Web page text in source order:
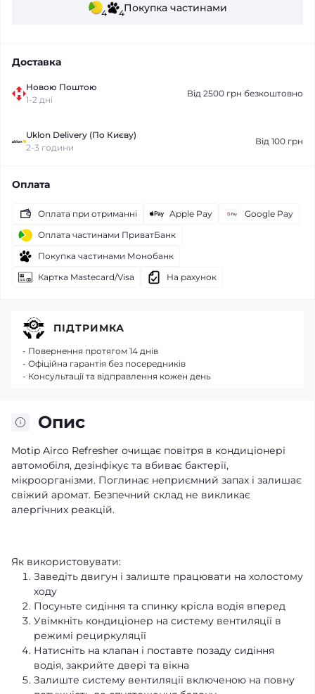
4 4Покупка частинами
Доставка
Новою Поштою
1-2 дні
Від 2500 грн безкоштовно
Uklon Delivery (По Києву)
2-3 години
Від 100 грн
Оплата
Оплата при отриманні Apple Pay
Google Pay
Оплата частинами ПриватБанк
Покупка частинами Монобанк
Картка Mastecard/Visa
На рахунок
Опис
Motip Airco Refresher очищає повітря в кондиціонері
автомобіля, дезінфікує та вбиває бактерії,
мікроорганізми. Поглинає неприємний запах і залишає
свіжий аромат. Безпечний склад не викликає
алергічних реакцій.
Як використовувати:
Заведіть двигун і залиште працювати на холостому
ходу
Посуньте сидіння та спинку крісла водія вперед
Увімкніть кондиціонер на систему вентиляції в
режимі рециркуляції
Натисніть на клапан і поставте позаду сидіння
водія, закрийте двері та вікна
Залиште систему вентиляції включеною на повну
ПІДТРИМКА
- Повернення протягом 14 днів
- Офіційна гарантія без посередників
- Консультації та відправлення кожен день